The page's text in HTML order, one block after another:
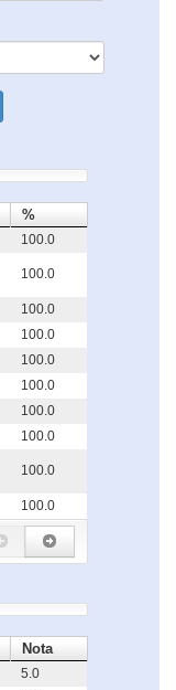
%
100.0
100.0
100.0
100.0
100.0
100.0
100.0
100.0
100.0
100.0
Nota
5.0